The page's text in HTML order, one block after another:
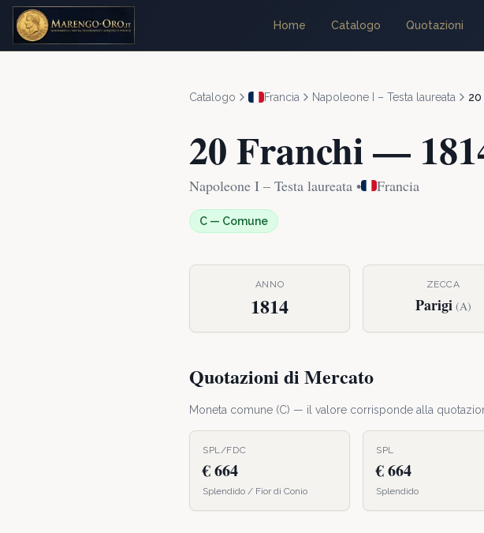
Home Catalogo Quotazioni
Catalogo Francia Napoleone I – Testa laureata 20
20 Franchi—
Napoleone I – Testa laureata • Francia
C — Comune
ANNO
1814
ZECCA
Parigi (A)
Quotazioni di Mercato
Moneta comune (C) — il valore corrisponde alla
SPL/FDC
€ 664
Splendido / Fior di Conio
SPL
€ 664
Splendido